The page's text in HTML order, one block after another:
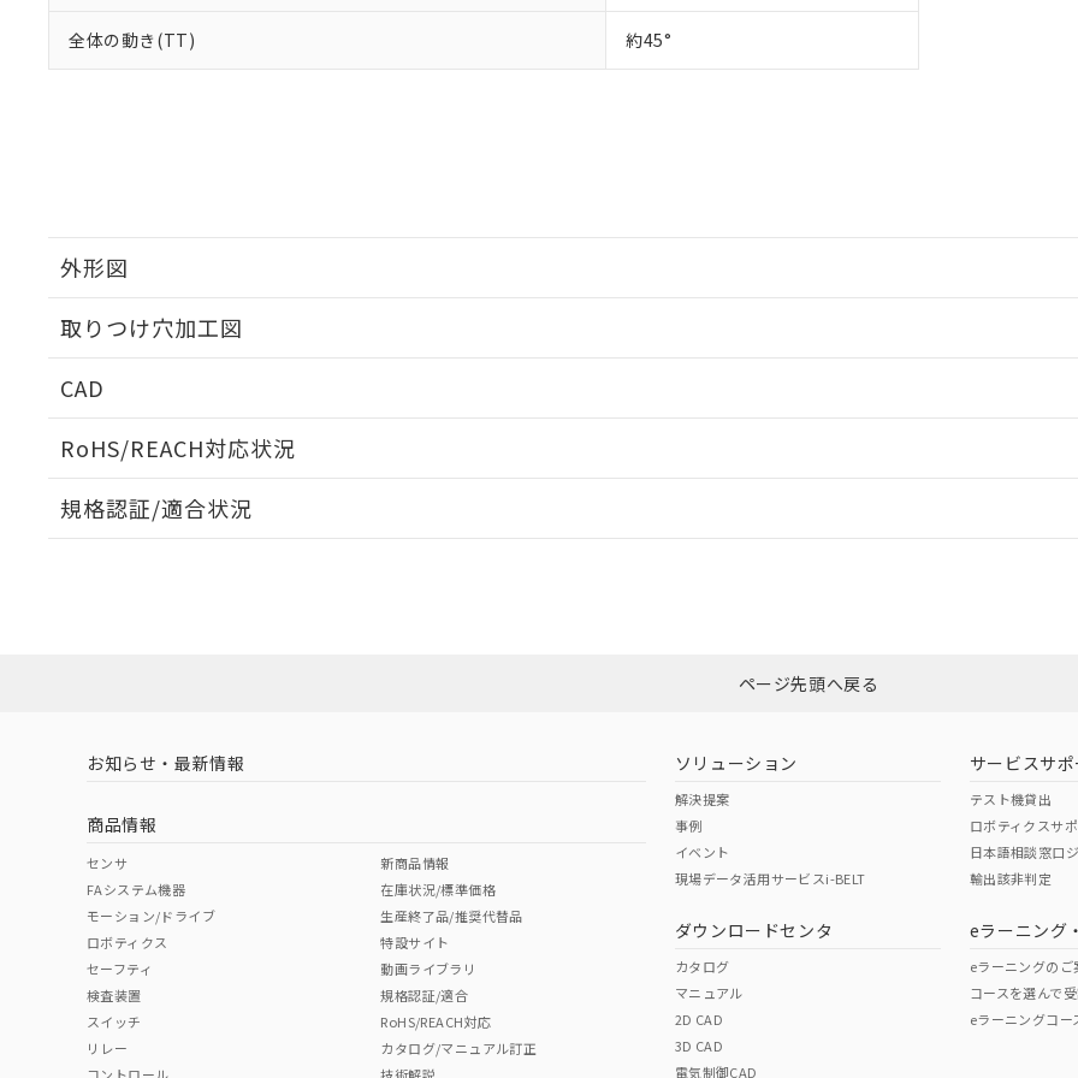
全体の動き(TT) 約45°
外形図
取りつけ穴加工図
CAD
RoHS/REACH対応状況
EU RoHS 注意事項・凡例
ダウンロードはこちら
中国 RoHS 注意事項・凡例
中国 RoHS表
Pb Hg Cr(VI)
規格認証/適合状況
ページ先頭へ戻る
お知らせ・最新情報
商品情報
センサ
FAシステム機器
モーション/ドライブ
ロボティクス
セーフティ
検査装置
スイッチ
リレー
新商品情報
在庫状況/標準価格
生産終了品/推奨代替品
特設サイト
動画ライブラリ
規格認証/適合
RoHS/REACH対応
カタログ/マニュアル訂正
ソリューション
解決提案
事例
イベント
現場データ活用サービスi-BELT
ダウンロードセンタ
カタログ
マニュアル
2D CAD
3D CAD
電気制御CAD
サービスサポ
テスト機貸出
ロボティクスサ
日本語相談窓口
輸出該非判定
eラーニング
eラーニングのご
コースを選んで
eラーニングコー